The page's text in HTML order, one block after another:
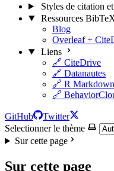
Styles de citation
Ressources
Blog
Overleaf +
Liens
🔗 CiteDrive
🔗 Datanautes
🔗 R Markdown
🔗
GitHub
Twitter
Selectionner le thème
Sur cette page
Sur cette page